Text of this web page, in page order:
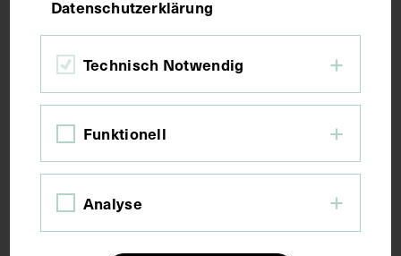
Bildmaß 15 x 10,6 cm
Bildmaß inkl. Untergrund 29,7 x 19 cm
Kurzbeschreibung
angefertigt.
Schlagwörter
Datenschutzerklärung
Technisch Notwendig
Funktionell
Analyse